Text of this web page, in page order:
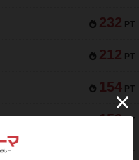
232 PT
212 PT
154 PT
152 PT
PT